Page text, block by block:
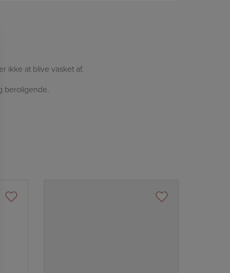
ikke at blive vasket af.
beroligende.